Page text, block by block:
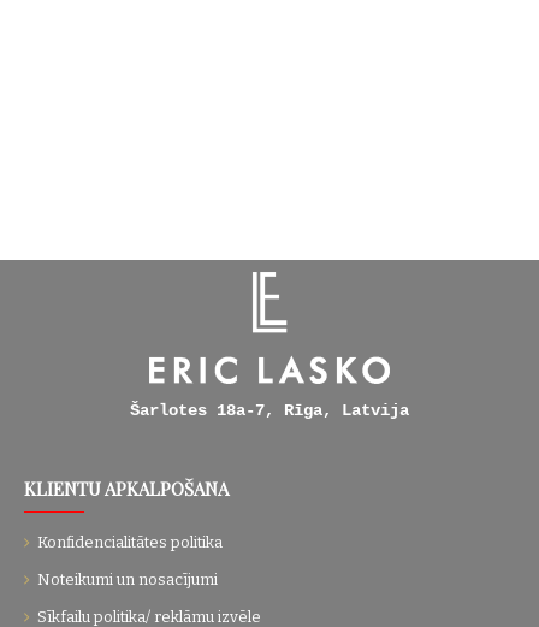
Šarlotes 18a-7, Rīga, Latvija
KLIENTU APKALPOŠANA
Konfidencialitātes politika
Noteikumi un nosacījumi
Sīkfailu politika/ reklāmu izvēle